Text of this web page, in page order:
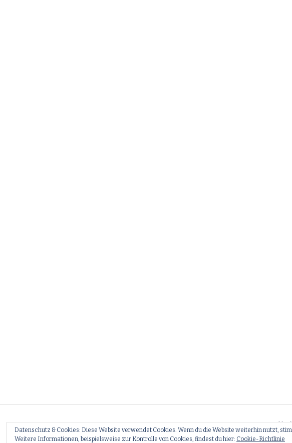
Allgemein
Snacks Soßen
Datenschutz & Cookies: Diese Website verwendet Cookies. Wenn du die Website weiterhin nutzt,
Weitere Informationen, beispielsweise zur Kontrolle von Cookies, findest du hier: Cookie-Richtlinie